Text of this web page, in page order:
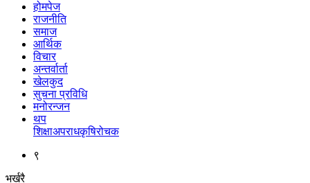
होमपेज
राजनीति
समाज
आर्थिक
विचार
अन्तर्वार्ता
खेलकुद
सुचना प्रविधि
मनोरन्जन
थप
शिक्षाअपराधकृषिरोचक
९
भर्खरै